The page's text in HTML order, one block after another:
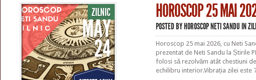
ZILNIC
MAY
24
HOROSCOP 25 MAI
POSTED BYHOROSCOP NETI SANDUIN
Horoscop 25 mai 2026, cu Neti
prezentat de Neti Sandu la Știrile
folosi să rezolvăm atât chestiuni
echilibru interior.Vibrația zilei este